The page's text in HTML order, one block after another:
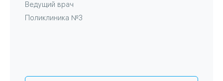
Ведущий врач
Поликлиника №3